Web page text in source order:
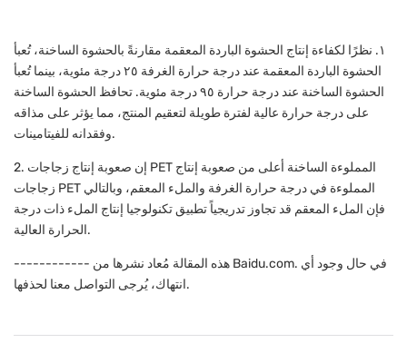
١. نظرًا لكفاءة إنتاج الحشوة الباردة المعقمة مقارنةً بالحشوة الساخنة، تُعبأ
الحشوة الباردة المعقمة عند درجة حرارة الغرفة ٢٥ درجة مئوية، بينما تُعبأ
الحشوة الساخنة عند درجة حرارة ٩٥ درجة مئوية. تحافظ الحشوة الساخنة
على درجة حرارة عالية لفترة طويلة لتعقيم المنتج، مما يؤثر على مذاقه
وفقدانه للفيتامينات.
2. إن صعوبة إنتاج زجاجات PET المملوءة الساخنة أعلى من صعوبة إنتاج
زجاجات PET المملوءة في درجة حرارة الغرفة والملء المعقم، وبالتالي
فإن الملء المعقم قد تجاوز تدريجياً تطبيق تكنولوجيا إنتاج الملء ذات درجة
الحرارة العالية.
------------ هذه المقالة مُعاد نشرها من Baidu.com. في حال وجود أي
انتهاك، يُرجى التواصل معنا لحذفها.